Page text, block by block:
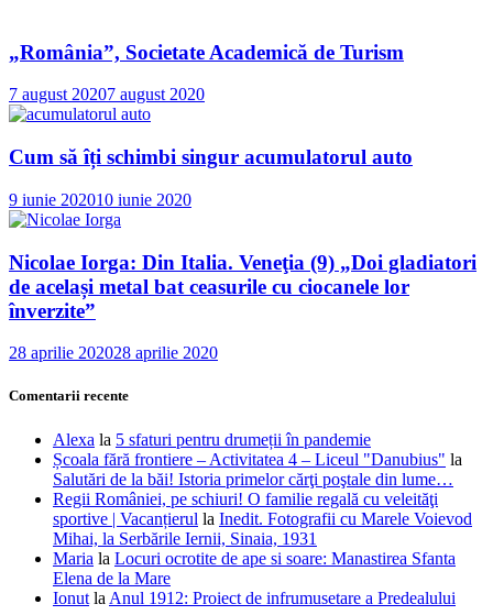
„România”, Societate Academică de Turism
7 august 20207 august 2020
Cum să îți schimbi singur acumulatorul auto
9 iunie 202010 iunie 2020
Nicolae Iorga: Din Italia. Veneţia (9) „Doi gladiatori
de același metal bat ceasurile cu ciocanele lor
înverzite”
28 aprilie 202028 aprilie 2020
Comentarii recente
Alexa la 5 sfaturi pentru drumeții în pandemie
Școala fără frontiere – Activitatea 4 – Liceul "Danubius" la
Salutări de la băi! Istoria primelor cărţi poştale din lume…
Regii României, pe schiuri! O familie regală cu veleităţi
sportive | Vacanțierul la Inedit. Fotografii cu Marele Voievod
Mihai, la Serbările Iernii, Sinaia, 1931
Maria la Locuri ocrotite de ape si soare: Manastirea Sfanta
Elena de la Mare
Ionut la Anul 1912: Proiect de infrumusetare a Predealului